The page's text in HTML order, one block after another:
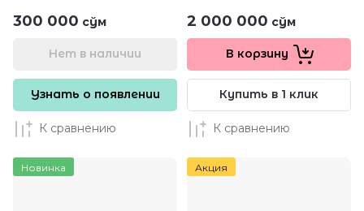
300 000 сўм
Нет в наличии
Узнать о появлении
К сравнению
2 000 000 сўм
В корзину
Купить в 1 клик
К сравнению
Новинка Акция